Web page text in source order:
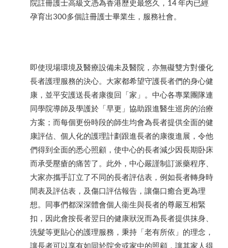
院註冊護士高級文憑為香港歷史最悠久，14 年內已經
孕育出300多個註冊護士畢業生，服務社會。
即使現場環境及醫療設備未及醫院，亦無礙雙方對優化
長者護理服務的決心。大家都希望守護長者們的身心健
康，並平安護送長者康復回「家」。中心各專業團隊連
同學院導師及學護於「早更」協助跟進醫生巡房的治療
方案；而每個更份時段的師生均會為長者提供全面的健
康評估、個人化的護理計劃跟進長者的康復進展，令他
們得到全面的悉心照顧，使中心的長者減少因長期卧床
而承受壓瘡的痛苦了。此外，中心嚴謹制訂派藥程序、
大家亦攜手訂立了不同的長者評估表，例如長者轉身時
間表及評估表，及傷口評估報告，讓傷口癒合更為理
想。同事們都深深體會個人衞生與長者的尊嚴互相緊
扣，因此會按長者翌日的健康狀況而為長者提供抹身、
洗髮等更貼心的護理服務，秉持「老有所依」的理念，
讓長者可以享有如同於院舍或家中的照顧，讓其家人得